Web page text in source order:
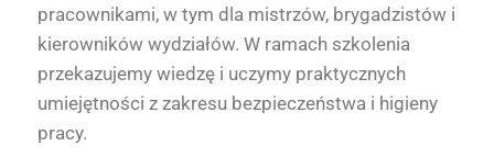
pracownikami, w tym dla mistrzów, brygadzistów i
kierowników wydziałów. W ramach szkolenia
przekazujemy wiedzę i uczymy praktycznych
umiejętności z zakresu bezpieczeństwa i higieny
pracy.